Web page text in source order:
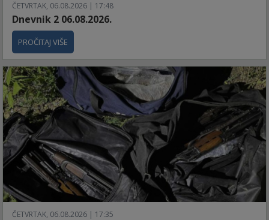
ČETVRTAK, 06.08.2026 | 17:48
Dnevnik 2 06.08.2026.
PROČITAJ VIŠE
ČETVRTAK, 06.08.2026 | 17:35